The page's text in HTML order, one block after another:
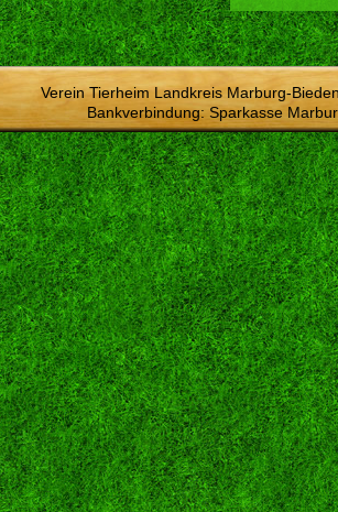
Verein Tierheim Landkreis Marburg-
Bankverbindung: Sparkasse